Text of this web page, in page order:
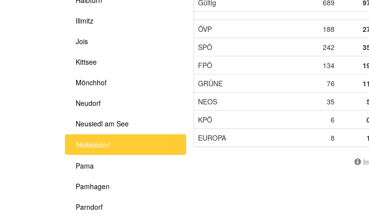
Illmitz
Jois
Kittsee
Mönchhof
Neudorf
Neusiedl am See
Nickelsdorf
Pama
Pamhagen
Parndorf
Gültig
689
ÖVP 188
SPÖ
242
FPÖ
134
GRÜNE
76
NEOS
35
KPÖ
6
EUROPA
8